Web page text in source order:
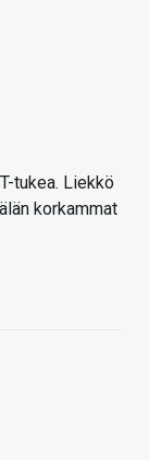
tukea. Liekkö
korkammat